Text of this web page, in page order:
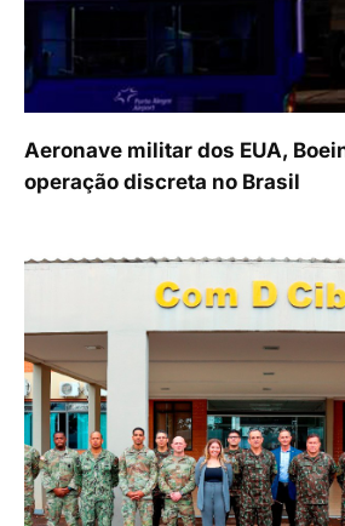
Aeronave militar dos EUA,
operação discreta no Brasil